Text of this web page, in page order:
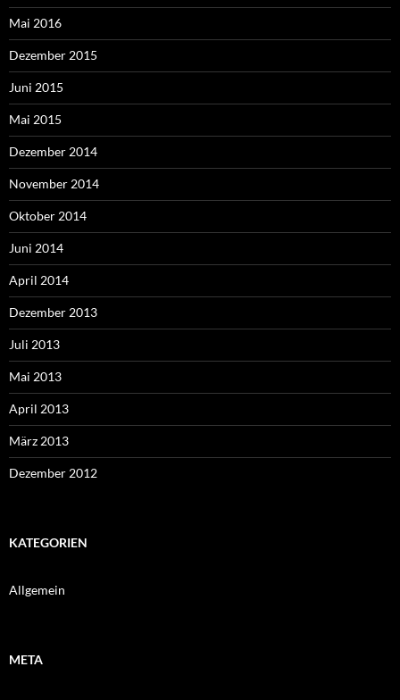
Mai 2016
Dezember 2015
Juni 2015
Mai 2015
Dezember 2014
November 2014
Oktober 2014
Juni 2014
April 2014
Dezember 2013
Juli 2013
Mai 2013
April 2013
März 2013
Dezember 2012
KATEGORIEN
Allgemein
META